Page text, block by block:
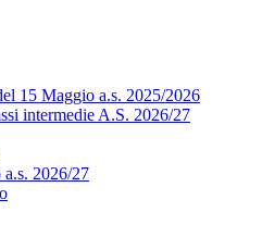
15 Maggio a.s. 2025/2026
intermedie A.S. 2026/27
2026/27